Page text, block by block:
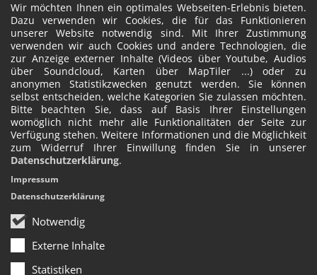
Wir möchten Ihnen ein optimales Webseiten-Erlebnis bieten.
Dazu verwenden wir Cookies, die für das Funktionieren
unserer Website notwendig sind. Mit Ihrer Zustimmung
verwenden wir auch Cookies und andere Technologien, die
zur Anzeige externer Inhalte (Videos über Youtube, Audios
über Soundcloud, Karten über MapTiler ...) oder zu
anonymen Statistikzwecken genutzt werden. Sie können
selbst entscheiden, welche Kategorien Sie zulassen möchten.
Bitte beachten Sie, dass auf Basis Ihrer Einstellungen
womöglich nicht mehr alle Funktionalitäten der Seite zur
Verfügung stehen. Weitere Informationen und die Möglichkeit
zum Widerruf Ihrer Einwillung finden Sie in unserer
Datenschutzerklärung.
Notwendig
Externe Inhalte
Statistiken
Impressum
Datenschutzerklärung